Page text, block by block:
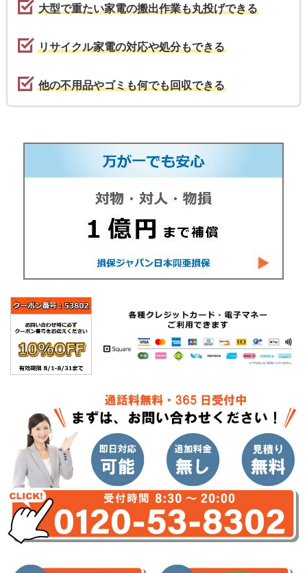
大型で重たい家電の搬出作業も丸投げできる
リサイクル家電の対応や処分もできる
他の不用品やゴミも何でも回収できる